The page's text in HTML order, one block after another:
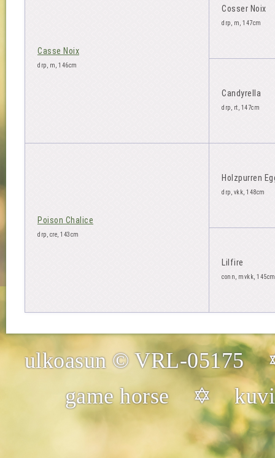
Casse Noix
drp, m, 146cm
Cosser Noix
drp, m, 147cm
Candyrella
drp, rt, 147cm
Poison Chalice
drp, cre, 143cm
Holzpurren
drp, vkk, 148cm
Lilfire
conn, mvkk, 145cm
ulkoasun © VRL-
game horse ✡